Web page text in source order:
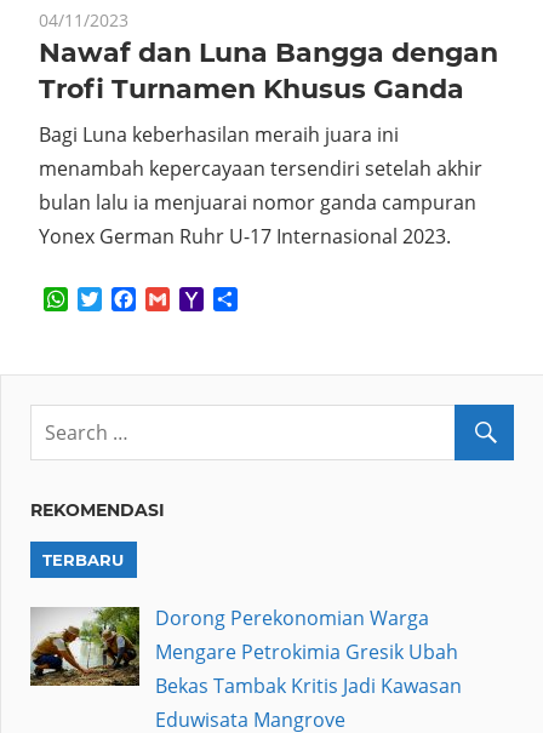
04/11/2023
Nawaf dan Luna Bangga dengan
Trofi Turnamen Khusus Ganda
Bagi Luna keberhasilan meraih juara ini
menambah kepercayaan tersendiri setelah akhir
bulan lalu ia menjuarai nomor ganda campuran
Yonex German Ruhr U-17 Internasional 2023.
WhatsApp
TwitterFacebook
GmailYahoo
REKOMENDASI
TERBARU
Dorong Perekonomian Warga
Mengare Petrokimia Gresik Ubah
Bekas Tambak Kritis Jadi Kawasan
Eduwisata Mangrove